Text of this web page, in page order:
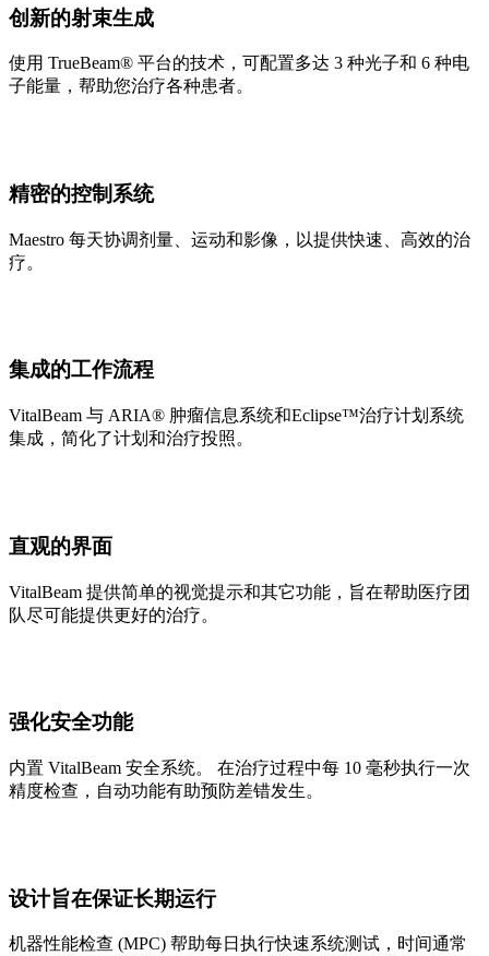
创新的射束生成
使用 TrueBeam® 平台的技术，可配置多达 3 种光子和 6 种电
子能量，帮助您治疗各种患者。
精密的控制系统
Maestro 每天协调剂量、运动和影像，以提供快速、高效的治
疗。
集成的工作流程
VitalBeam 与 ARIA® 肿瘤信息系统和Eclipse™治疗计划系统
集成，简化了计划和治疗投照。
直观的界面
VitalBeam 提供简单的视觉提示和其它功能，旨在帮助医疗团
队尽可能提供更好的治疗。
强化安全功能
内置 VitalBeam 安全系统。 在治疗过程中每 10 毫秒执行一次
精度检查，自动功能有助预防差错发生。
设计旨在保证长期运行
机器性能检查 (MPC) 帮助每日执行快速系统测试，时间通常